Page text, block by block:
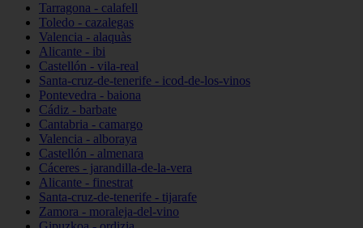
Tarragona - calafell
Toledo - cazalegas
Valencia - alaquàs
Alicante - ibi
Castellón - vila-real
Santa-cruz-de-tenerife - icod-de-los-vinos
Pontevedra - baiona
Cádiz - barbate
Cantabria - camargo
Valencia - alboraya
Castellón - almenara
Cáceres - jarandilla-de-la-vera
Alicante - finestrat
Santa-cruz-de-tenerife - tijarafe
Zamora - moraleja-del-vino